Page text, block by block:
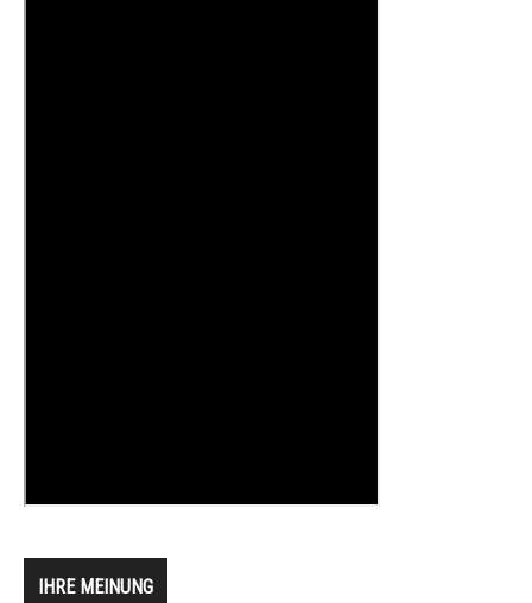
IHRE MEINUNG